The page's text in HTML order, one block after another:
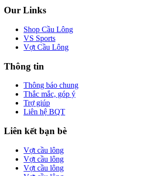
Our Links
Shop Cầu Lông
VS Sports
Vợt Cầu Lông
Thông tin
Thông báo chung
Thắc mắc, góp ý
Trợ giúp
Liên hệ BQT
Liên kết bạn bè
Vợt cầu lông
Vợt cầu lông
Vợt cầu lông